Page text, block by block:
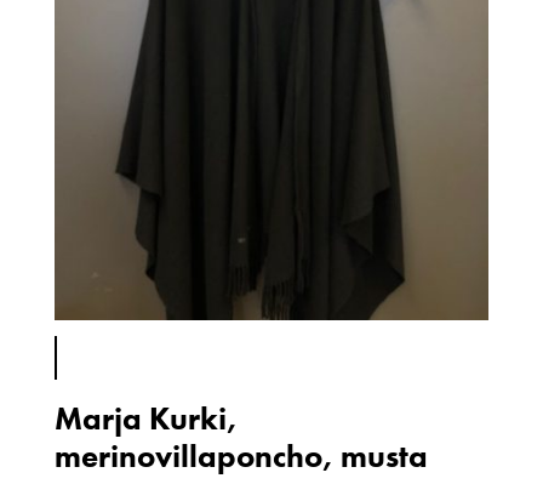
Marja Kurki,
merinovillaponcho, musta